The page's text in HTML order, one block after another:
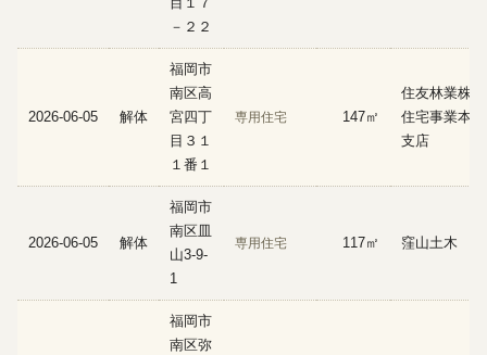
－２２
2026-06-05 解体
福岡市
南区高
宮四丁
目３１
１番１
専用住宅 147㎡
住友林業株
住宅事業本
支店
2026-06-05 解体
福岡市
南区皿
山3-9-
1
専用住宅 117㎡ 窪山土木
福岡市
南区弥